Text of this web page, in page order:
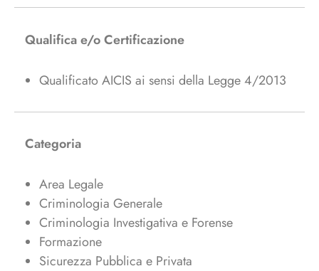
Qualifica e/o Certificazione
Qualificato AICIS ai sensi della Legge 4/2013
Categoria
Area Legale
Criminologia Generale
Criminologia Investigativa e Forense
Formazione
Sicurezza Pubblica e Privata